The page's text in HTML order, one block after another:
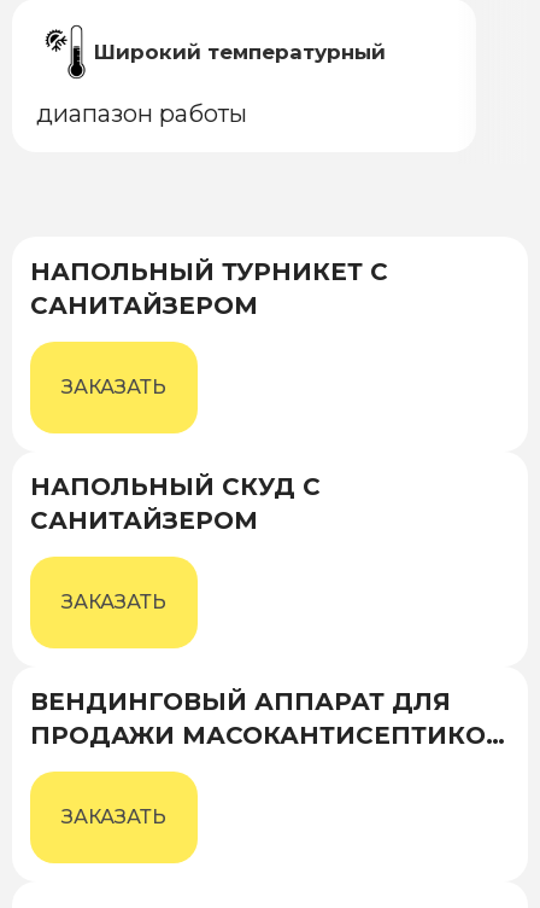
Широкий температурный
диапазон работы
НАПОЛЬНЫЙ ТУРНИКЕТ С
САНИТАЙЗЕРОМ
ЗАКАЗАТЬ
НАПОЛЬНЫЙ СКУД С
САНИТАЙЗЕРОМ
ЗАКАЗАТЬ
ВЕНДИНГОВЫЙ АППАРАТ ДЛЯ
ПРОДАЖИ МАСОКАНТИСЕПТИКОВ
И ПЕРЧАТОК
ЗАКАЗАТЬ